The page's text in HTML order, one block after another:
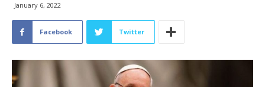
January 6, 2022
Facebook Twitter